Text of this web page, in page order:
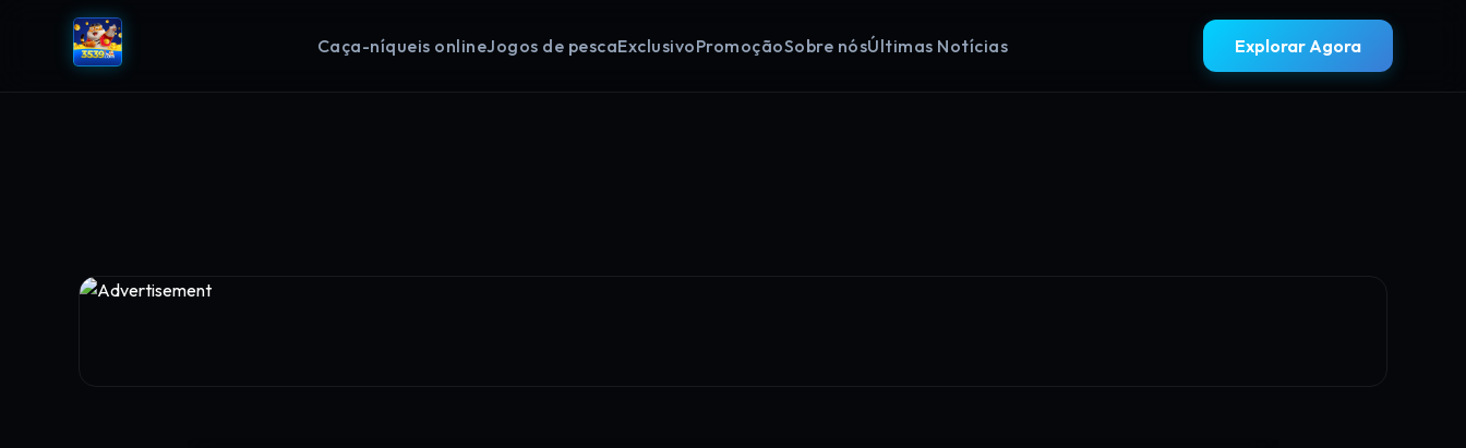
Caça-níqueis onlineJogos de pescaExclusivoPromoçãoSobre nósÚltimas Notícias Explorar Agora